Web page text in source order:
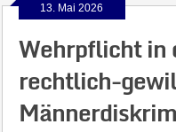
13. Mai 2026
Wehrpflicht in
rechtlich-